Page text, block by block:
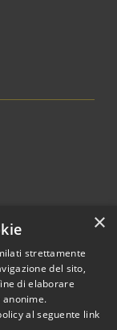
2026 • Comune di
• Powered by
×
strettamente
del sito,
di elaborare
al seguente link